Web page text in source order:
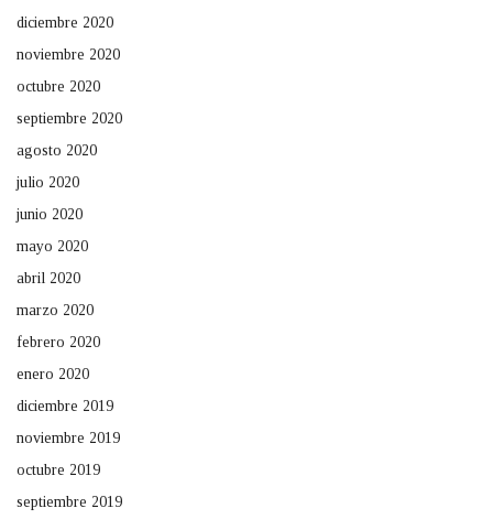
diciembre 2020
noviembre 2020
octubre 2020
septiembre 2020
agosto 2020
julio 2020
junio 2020
mayo 2020
abril 2020
marzo 2020
febrero 2020
enero 2020
diciembre 2019
noviembre 2019
octubre 2019
septiembre 2019